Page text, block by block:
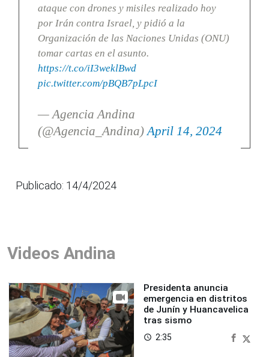
ataque con drones y misiles realizado hoy
por Irán contra Israel, y pidió a la
Organización de las Naciones Unidas (ONU)
tomar cartas en el asunto.
https://t.co/iI3weklBwd
pic.twitter.com/pBQB7pLpcI
— Agencia Andina
(@Agencia_Andina) April 14, 2024
Publicado: 14/4/2024
Videos Andina
Presidenta anuncia
emergencia en distritos
de Junín y Huancavelica
tras sismo
access_time 2:35